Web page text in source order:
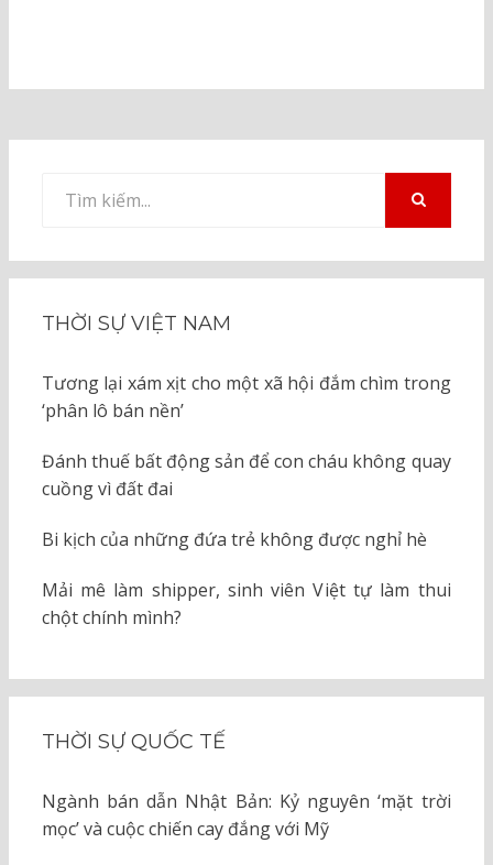
kiếm
THỜI SỰ VIỆT NAM
Tương lại xám xịt cho một xã hội đắm chìm trong
‘phân lô bán nền’
Đánh thuế bất động sản để con cháu không quay
cuồng vì đất đai
Bi kịch của những đứa trẻ không được nghỉ hè
Mải mê làm shipper, sinh viên Việt tự làm thui
chột chính mình?
THỜI SỰ QUỐC TẾ
Ngành bán dẫn Nhật Bản: Kỷ nguyên ‘mặt trời
mọc’ và cuộc chiến cay đắng với Mỹ